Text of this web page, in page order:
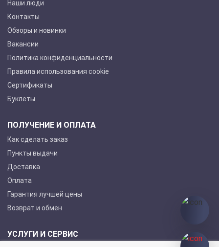
Наши люди
Контакты
Обзоры и новинки
Вакансии
Политика конфиденциальности
Правила использования cookie
Сертификаты
Буклеты
ПОЛУЧЕНИЕ И ОПЛАТА
Как сделать заказ
Пункты выдачи
Доставка
Оплата
Гарантия лучшей цены
Возврат и обмен
УСЛУГИ И СЕРВИС